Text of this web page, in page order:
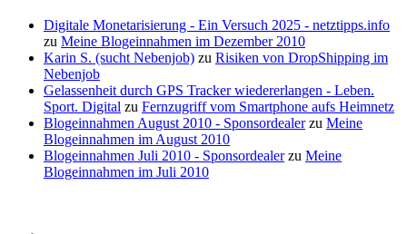
Digitale Monetarisierung - Ein Versuch 2025 - netztipps.info
zu Meine Blogeinnahmen im Dezember 2010
Karin S. (sucht Nebenjob) zu Risiken von DropShipping im
Nebenjob
Gelassenheit durch GPS Tracker wiedererlangen - Leben.
Sport. Digital zu Fernzugriff vom Smartphone aufs Heimnetz
Blogeinnahmen August 2010 - Sponsordealerzu Meine
Blogeinnahmen im August 2010
Blogeinnahmen Juli 2010 - Sponsordealerzu Meine
Blogeinnahmen im Juli 2010